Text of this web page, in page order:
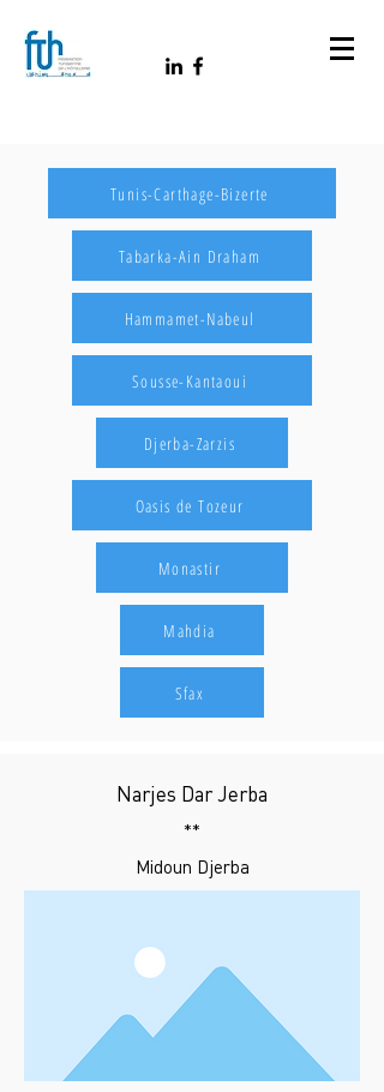
Tunis-Carthage-Bizerte
Tabarka-Ain Draham
Hammamet-Nabeul
Sousse-Kantaoui
Djerba-Zarzis
Oasis de Tozeur
Monastir
Mahdia
Sfax
Narjes Dar Jerba
**
Midoun Djerba